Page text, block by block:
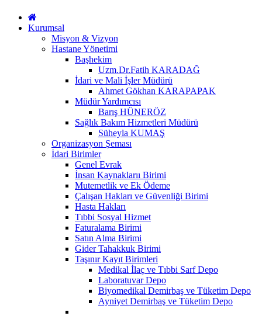
Kurumsal
Misyon & Vizyon
Hastane Yönetimi
Başhekim
Uzm.Dr.Fatih KARADAĞ
İdari ve Mali İşler Müdürü
Ahmet Gökhan KARAPAPAK
Müdür Yardımcısı
Barış HÜNERÖZ
Sağlık Bakım Hizmetleri Müdürü
Süheyla KUMAŞ
Organizasyon Şeması
İdari Birimler
Genel Evrak
İnsan Kaynaklarıı Birimi
Mutemetlik ve Ek Ödeme
Çalışan Hakları ve Güvenliği Birimi
Hasta Hakları
Tıbbi Sosyal Hizmet
Faturalama Birimi
Satın Alma Birimi
Gider Tahakkuk Birimi
Taşınır Kayıt Birimleri
Medikal İlaç ve Tıbbi Sarf Depo
Laboratuvar Depo
Biyomedikal Demirbaş ve Tüketim Depo
Ayniyet Demirbaş ve Tüketim Depo